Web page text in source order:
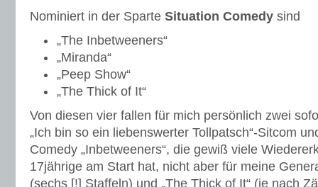
Nominiert in der Sparte Situation Comedy sind
„The Inbetweeners“
„Miranda“
„Peep Show“
„The Thick of It“
Von diesen vier fallen für mich persönlich zwei
„Ich bin so ein liebenswerter Tollpatsch“-Sitcom
Comedy „Inbetweeners“, die gewiß viele
17jährige am Start hat, nicht aber für meine
(sechs [!] Staffeln) und „The Thick of It“ (je nach